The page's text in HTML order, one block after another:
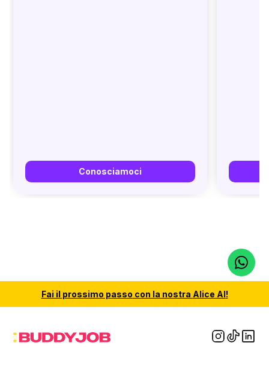
Conosciamoci
Fai il prossimo passo con la nostra Alice AI!